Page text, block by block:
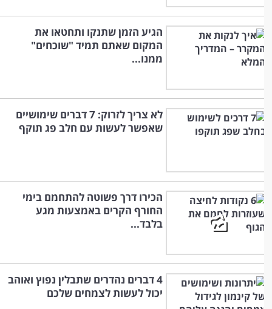
הגיע הזמן שתנקו ותחטאו את
המקום שאתם תמיד "שוכחים"
ממנו...
לא צריך לזרוק: 7 דברים שימושיים
שאפשר לעשות עם חלב פג תוקף
הכירו דרך פשוטה להתחמם בימי
החורף הקרים באמצעות מגע
בלבד...
4 דברים נהדרים שתבלין נפוץ ואוהב
יכול לעשות לצמחים שלכם